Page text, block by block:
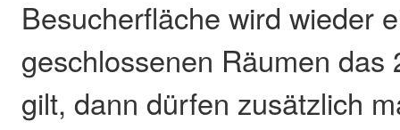
Besucherfläche wird wieder
geschlossenen Räumen das
gilt, dann dürfen zusätzlich